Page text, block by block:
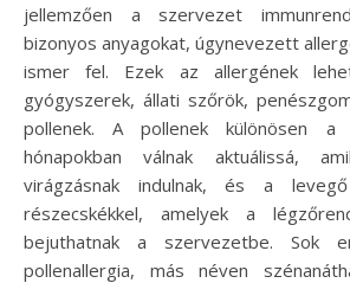
jellemzően a szervezet
bizonyos anyagokat, úgynevezett
ismer fel. Ezek az allergének
gyógyszerek, állati szőrök,
pollenek. A pollenek különösen
hónapokban válnak aktuálissá,
virágzásnak indulnak, és a
részecskékkel, amelyek a
bejuthatnak a szervezetbe. Sok
pollenallergia, más néven